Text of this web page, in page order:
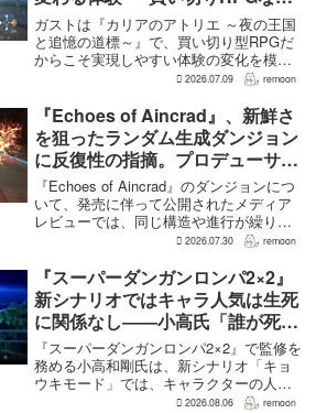
ではの変化とは
ガストは『カリアのアトリエ ～夜の王国
と追憶の道標～』で、買い切り型RPGだ
からこそ実現しやすい体験の変化を模索
している。大型の運営型ゲームが継続的
かで、同社はキャラクターやビジュアル
の魅力だけでなく、ゲ...
2026.07.09 remoon
『Echoes of Aincrad』、新鮮さ
を狙ったランダム生成ダンジョン
に反復性の指摘。プロデューサー
は発売前に採用理由を説明
『Echoes of Aincrad』のダンジョンにつ
いて、発売に伴って公開されたメディア
レビューでは、同じ構造や進行が繰り返
されるとの評価が出ている。発売前の7月
は、ゲーム総合プロデューサーの二見鷹
介氏が...
2026.07.30 remoon
『スーパーダンガンロンパ2×2』
新シナリオではキャラ人気は生死
に関係なし――小高氏「誰が死ん
でもヘイトメールは送らないで」
『スーパーダンガンロンパ2×2』で監修を
務める小高和剛氏は、新シナリオ「キョ
ウキモード」では、キャラクターの人気
にかかわらず退場させるとRPG Siteのイ
2026.08.06 remoon